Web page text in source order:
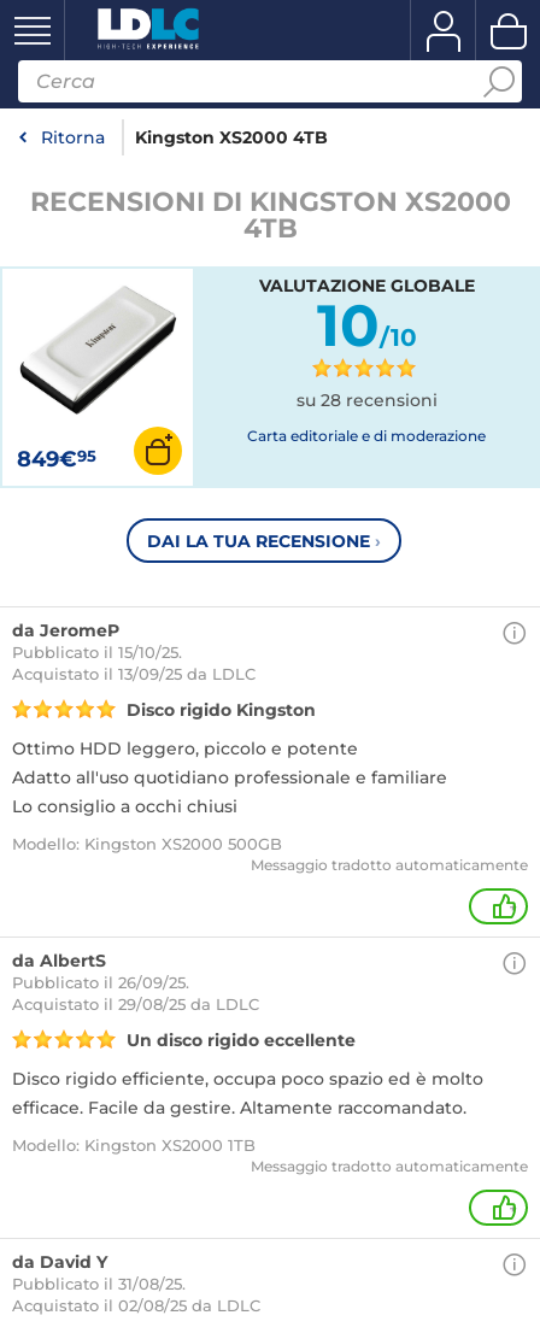
Ritorna Kingston XS2000 4TB
RECENSIONI DI KINGSTON XS2000
4TB
849€95
VALUTAZIONE GLOBALE
10/10
su 28 recensioni
Carta editoriale e di moderazione
DAI LA TUA RECENSIONE ›
da JeromeP
Pubblicato il 15/10/25.
Acquistato il 13/09/25 da LDLC
Disco rigido Kingston
Ottimo HDD leggero, piccolo e potente
Adatto all'uso quotidiano professionale e familiare
Lo consiglio a occhi chiusi
Modello: Kingston XS2000 500GB
Messaggio tradotto automaticamente
+
da AlbertS
Pubblicato il 26/09/25.
Acquistato il 29/08/25 da LDLC
Un disco rigido eccellente
Disco rigido efficiente, occupa poco spazio ed è molto
efficace. Facile da gestire. Altamente raccomandato.
Modello: Kingston XS2000 1TB
Messaggio tradotto automaticamente
+
da David Y
Pubblicato il 31/08/25.
Acquistato il 02/08/25 da LDLC